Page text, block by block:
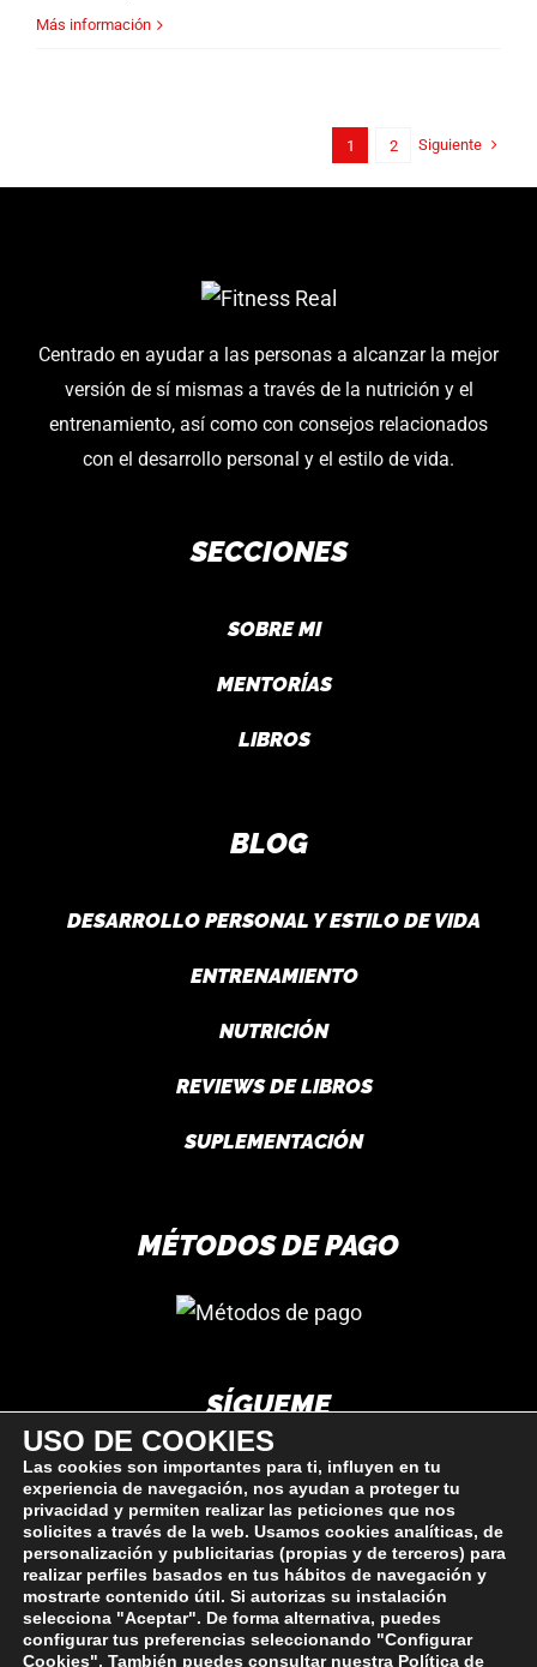
gimnasio
Más información
1 2 Siguiente
Centrado en ayudar a las personas a alcanzar la mejor
versión de sí mismas a través de la nutrición y el
entrenamiento, así como con consejos relacionados
con el desarrollo personal y el estilo de vida.
SECCIONES
SOBRE MI
MENTORÍAS
LIBROS
BLOG
DESARROLLO PERSONAL Y ESTILO DE VIDA
ENTRENAMIENTO
NUTRICIÓN
REVIEWS DE LIBROS
SUPLEMENTACIÓN
MÉTODOS DE PAGO
SÍGUEME
© FITNESSREAL.ES 2023-2025 |Aviso Legal| Política de
USO DE COOKIES
Las cookies son importantes para ti, influyen en tu
experiencia de navegación, nos ayudan a proteger tu
privacidad y permiten realizar las peticiones que nos
solicites a través de la web. Usamos cookies analíticas, de
personalización y publicitarias (propias y de terceros) para
realizar perfiles basados en tus hábitos de navegación y
mostrarte contenido útil. Si autorizas su instalación
selecciona "Aceptar". De forma alternativa, puedes
configurar tus preferencias seleccionando "Configurar
Cookies". También puedes consultar nuestra Política de